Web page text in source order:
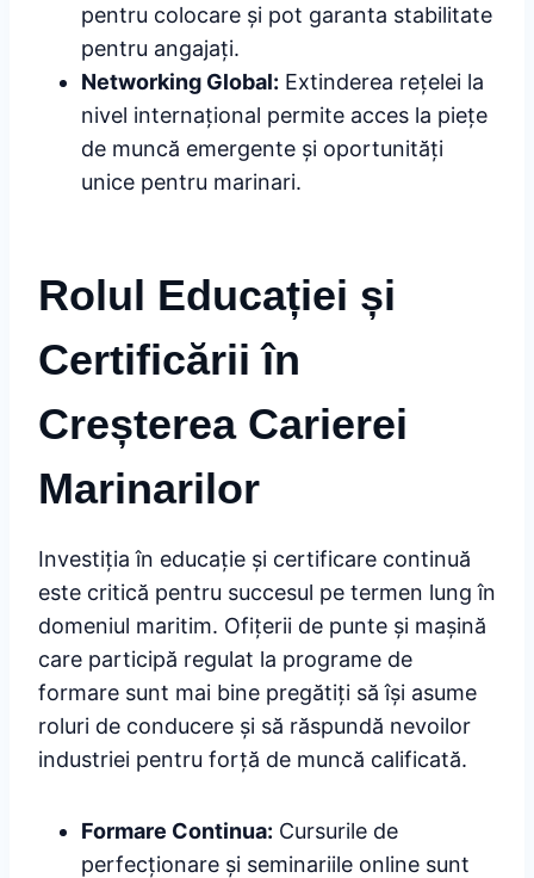
pentru colocare și pot garanta stabilitate
pentru angajați.
Networking Global: Extinderea rețelei la
nivel internațional permite acces la piețe
de muncă emergente și oportunități
unice pentru marinari.
Rolul Educației și
Certificării în
Creșterea Carierei
Marinarilor
Investiția în educație și certificare continuă
este critică pentru succesul pe termen lung în
domeniul maritim. Ofițerii de punte și mașină
care participă regulat la programe de
formare sunt mai bine pregătiți să își asume
roluri de conducere și să răspundă nevoilor
industriei pentru forță de muncă calificată.
Formare Continua: Cursurile de
perfecționare și seminariile online sunt